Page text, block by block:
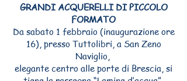
GRANDI ACQUERELLI DI PICCOLO
FORMATO
Da sabato 1 febbraio (inaugurazione ore
16), presso Tuttolibri, a San Zeno
Naviglio,
elegante centro alle porte di Brescia, si